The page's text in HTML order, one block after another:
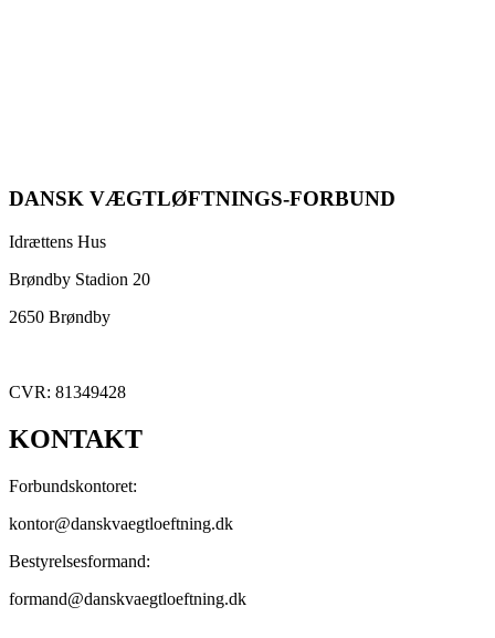
DANSK VÆGTLØFTNINGS-FORBUND
Idrættens Hus
Brøndby Stadion 20
2650 Brøndby
CVR: 81349428
KONTAKT
Forbundskontoret:
kontor@danskvaegtloeftning.dk
Bestyrelsesformand:
formand@danskvaegtloeftning.dk